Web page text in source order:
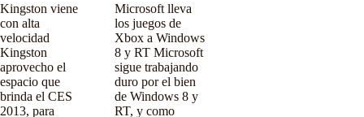
Kingston viene
con alta
velocidad
Kingston
aprovecho el
espacio que
brinda el CES
2013, para
Microsoft lleva
los juegos de
Xbox a Windows
8 y RT Microsoft
sigue trabajando
duro por el bien
de Windows 8 y
RT, y como